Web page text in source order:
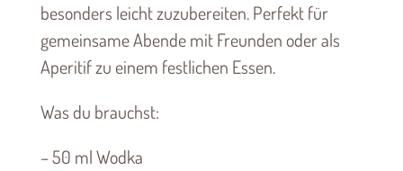
besonders leicht zuzubereiten. Perfekt für
gemeinsame Abende mit Freunden oder als
Aperitif zu einem festlichen Essen.
Was du brauchst:
– 50 ml Wodka